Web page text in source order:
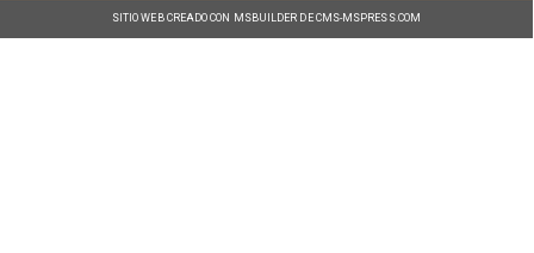
SITIO WEB CREADO CON MSBUILDER DE CMS-MSPRESS.COM